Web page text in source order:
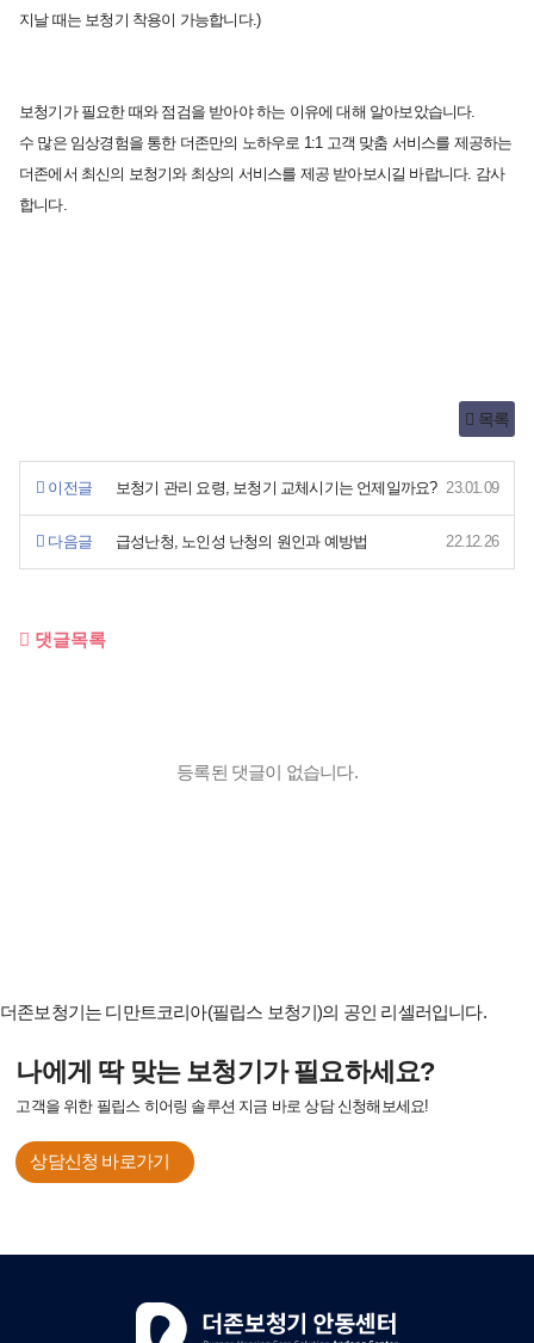
지날 때는 보청기 착용이 가능합니다.)
보청기가 필요한 때와 점검을 받아야 하는 이유에 대해 알아보았습니다.
수 많은 임상경험을 통한 더존만의 노하우로 1:1 고객 맞춤 서비스를 제공하는
더존에서 최신의 보청기와 최상의 서비스를 제공 받아보시길 바랍니다. 감사
합니다.
목록
이전글 보청기 관리 요령, 보청기 교체시기는 언제일까요? 23.01.09
다음글 급성난청, 노인성 난청의 원인과 예방법 22.12.26
댓글목록
등록된 댓글이 없습니다.
더존보청기는 디만트코리아(필립스 보청기)의 공인 리셀러입니다.
나에게 딱 맞는 보청기가 필요하세요?
고객을 위한 필립스 히어링 솔루션 지금 바로 상담 신청해보세요!
상담신청 바로가기